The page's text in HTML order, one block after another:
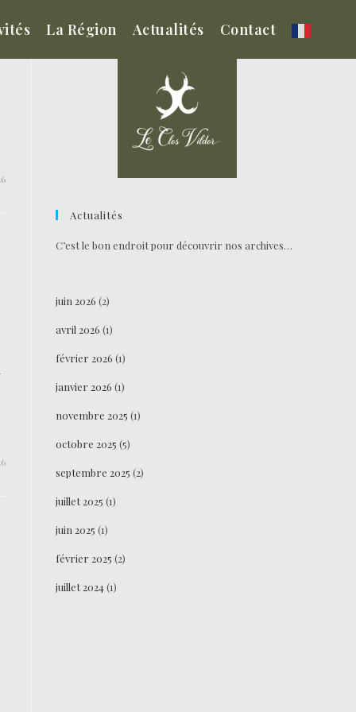
La Région Actualités Contact
Actualités
C’est le bon endroit pour découvrir nos archives…
juin 2026 (2)
avril 2026 (1)
février 2026 (1)
janvier 2026 (1)
novembre 2025 (1)
octobre 2025 (5)
septembre 2025 (2)
juillet 2025 (1)
juin 2025 (1)
février 2025 (2)
juillet 2024(1)